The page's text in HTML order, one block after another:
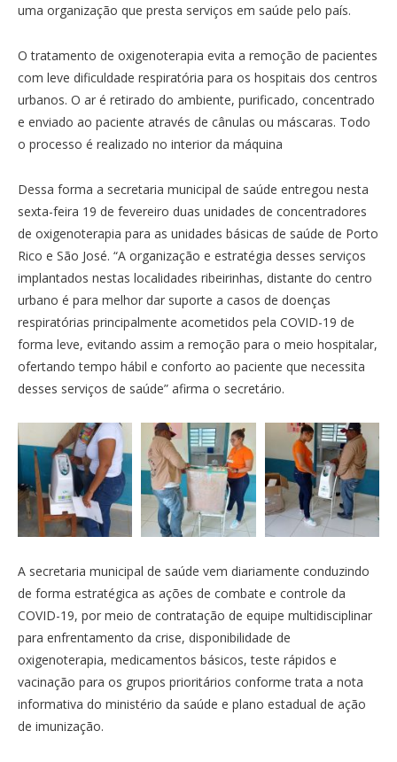
uma organização que presta serviços em saúde pelo país.
O tratamento de oxigenoterapia evita a remoção de pacientes
com leve dificuldade respiratória para os hospitais dos centros
urbanos. O ar é retirado do ambiente, purificado, concentrado
e enviado ao paciente através de cânulas ou máscaras. Todo
o processo é realizado no interior da máquina
Dessa forma a secretaria municipal de saúde entregou nesta
sexta-feira 19 de fevereiro duas unidades de concentradores
de oxigenoterapia para as unidades básicas de saúde de Porto
Rico e São José. “A organização e estratégia desses serviços
implantados nestas localidades ribeirinhas, distante do centro
urbano é para melhor dar suporte a casos de doenças
respiratórias principalmente acometidos pela COVID-19 de
forma leve, evitando assim a remoção para o meio hospitalar,
ofertando tempo hábil e conforto ao paciente que necessita
desses serviços de saúde” afirma o secretário.
A secretaria municipal de saúde vem diariamente conduzindo
de forma estratégica as ações de combate e controle da
COVID-19, por meio de contratação de equipe multidisciplinar
para enfrentamento da crise, disponibilidade de
oxigenoterapia, medicamentos básicos, teste rápidos e
vacinação para os grupos prioritários conforme trata a nota
informativa do ministério da saúde e plano estadual de ação
de imunização.